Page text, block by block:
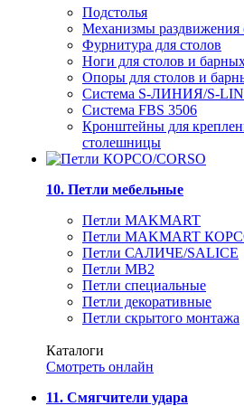
Подстолья
Механизмы раздвижения
Фурнитура для столов
Ноги для столов и
Опоры для столов и
Система S-ЛИНИЯ/S-
Система FBS 3506
Кронштейны для
столешницы
10. Петли мебельные
Петли MAKMART
Петли MAKMART
Петли САЛИЧЕ/SALICE
Петли MB2
Петли специальные
Петли декоративные
Петли скрытого монтажа
Каталоги
Смотреть онлайн
11. Смягчители удара